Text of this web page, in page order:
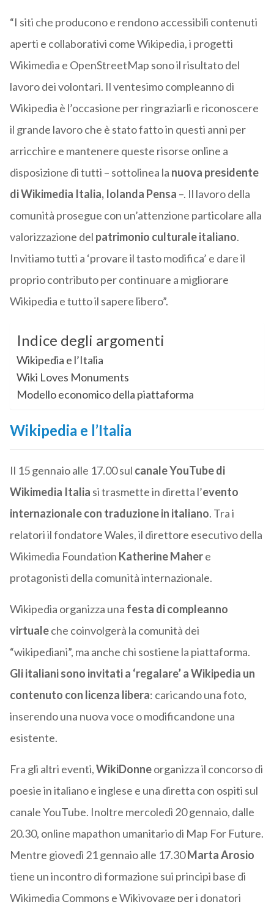
“I siti che producono e rendono accessibili contenuti
aperti e collaborativi come Wikipedia, i progetti
Wikimedia e OpenStreetMap sono il risultato del
lavoro dei volontari. Il ventesimo compleanno di
Wikipedia è l’occasione per ringraziarli e riconoscere
il grande lavoro che è stato fatto in questi anni per
arricchire e mantenere queste risorse online a
disposizione di tutti – sottolinea la nuova presidente
di Wikimedia Italia, Iolanda Pensa –. Il lavoro della
comunità prosegue con un’attenzione particolare alla
valorizzazione del patrimonio culturale italiano.
Invitiamo tutti a ‘provare il tasto modifica’ e dare il
proprio contributo per continuare a migliorare
Wikipedia e tutto il sapere libero”.
Indice degli argomenti
Wikipedia e l’Italia
Wiki Loves Monuments
Modello economico della piattaforma
Wikipedia e l’Italia
Il 15 gennaio alle 17.00 sul canale YouTube di
Wikimedia Italia si trasmette in diretta l’evento
internazionale con traduzione in italiano. Tra i
relatori il fondatore Wales, il direttore esecutivo della
Wikimedia Foundation Katherine Mahere
protagonisti della comunità internazionale.
Wikipedia organizza una festa di compleanno
virtualeche coinvolgerà la comunità dei
“wikipediani”, ma anche chi sostiene la piattaforma.
Gli italiani sono invitati a ‘regalare’ a Wikipedia un
contenuto con licenza libera: caricando una foto,
inserendo una nuova voce o modificandone una
esistente.
Fra gli altri eventi,WikiDonneorganizza il concorso di
poesie in italiano e inglese e una diretta con ospiti sul
canale YouTube. Inoltre mercoledì 20 gennaio, dalle
20.30, online mapathon umanitario di Map For Future.
Mentre giovedì 21 gennaio alle 17.30Marta Arosio
tiene un incontro di formazione sui principi base di
Wikimedia Commons e Wikivoyage per i donatori